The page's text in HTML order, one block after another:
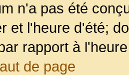
n'a pas été
et l'heure d'été;
rapport à
de page